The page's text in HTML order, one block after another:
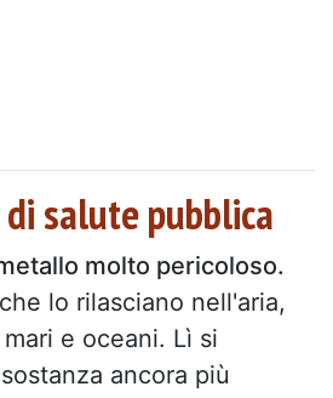
salute pubblica
molto pericoloso.
lo rilasciano nell'aria,
e oceani. Lì si
ancora più